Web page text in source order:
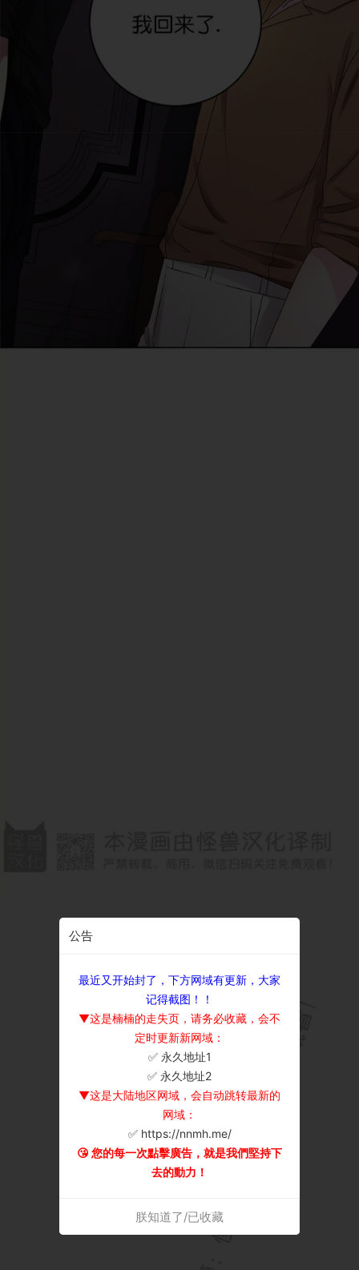
公告
最近又开始封了，下方网域有更新，大家
记得截图！！
▼这是楠楠的走失页，请务必收藏，会不
定时更新新网域：
✅ 永久地址1
✅ 永久地址2
▼这是大陆地区网域，会自动跳转最新的
网域：
✅ https://nnmh.me/
😘 您的每一次點擊廣告，就是我們堅持下
去的動力！
朕知道了/已收藏